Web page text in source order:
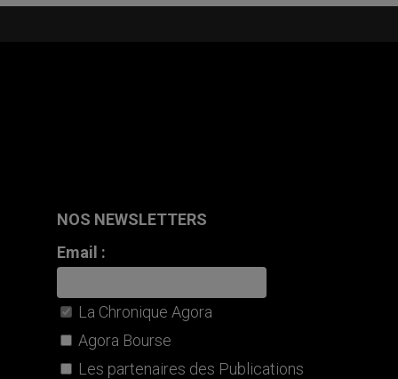
NOS NEWSLETTERS
Email :
La Chronique Agora
Agora Bourse
Les partenaires des Publications